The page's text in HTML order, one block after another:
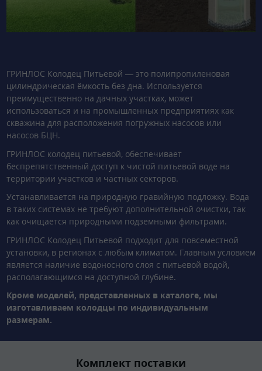
ГРИНЛОС Колодец Питьевой — это полипропиленовая
цилиндрическая ёмкость без дна. Используется
преимущественно на дачных участках, может
использоваться и на промышленных предприятиях как
скважина для расположения погружных насосов или
насосов БЦН.
ГРИНЛОС колодец питьевой, обеспечивает
беспрепятственный доступ к чистой питьевой воде на
территории участков и частных секторов.
Устанавливается на природную гравийную подложку. Вода
в таких системах не требуют дополнительной очистки, так
как очищается природными подземными фильтрами.
ГРИНЛОС Колодец Питьевой подходит для повсеместной
установки, в регионах с любым климатом. Главным условием
является наличие водоносного слоя с питьевой водой,
располагающимся на доступной глубине.
Кроме моделей, представленных в каталоге, мы
изготавливаем колодцы по индивидуальным
размерам.
Комплект поставки